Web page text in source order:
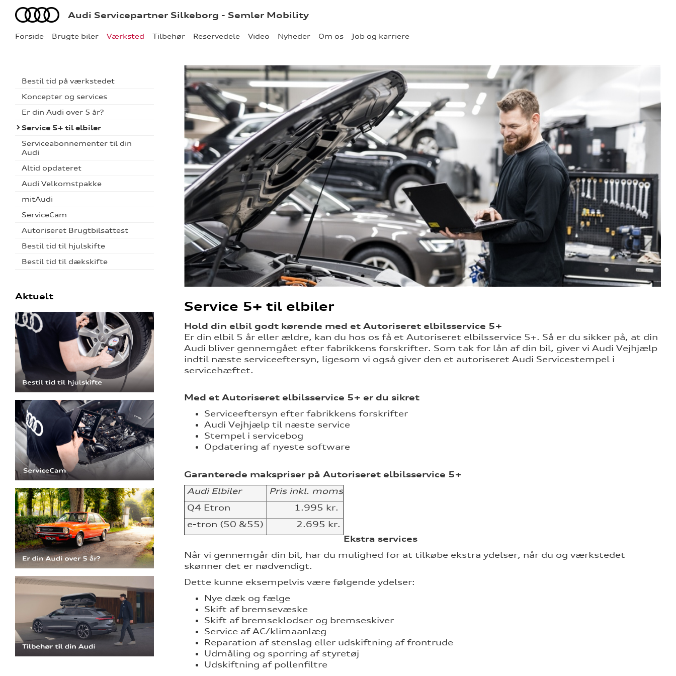
Forside Brugte biler Værksted Tilbehør Reservedele Video Nyheder Om os Job og karriere
Audi Audi Servicepartner Silkeborg - Semler Mobility
Bestil tid på værkstedet
Koncepter og services
Er din Audi over 5 år?
Service 5+ til elbiler
Serviceabonnementer til din
Audi
Altid opdateret
Audi Velkomstpakke
mitAudi
ServiceCam
Autoriseret Brugtbilsattest
Bestil tid til hjulskifte
Bestil tid til dækskifte
Aktuelt
Service 5+ til elbiler
Hold din elbil godt kørende med et Autoriseret elbilsservice 5+
Er din elbil 5 år eller ældre, kan du hos os få et Autoriseret elbilsservice 5+. Så er du sikker på, at din
Audi bliver gennemgået efter fabrikkens forskrifter. Som tak for lån af din bil, giver vi Audi Vejhjælp
indtil næste serviceeftersyn, ligesom vi også giver den et autoriseret Audi Servicestempel i
servicehæftet.
Med et Autoriseret elbilsservice 5+ er du sikret
Serviceeftersyn efter fabrikkens forskrifter
Audi Vejhjælp til næste service
Stempel i servicebog
Opdatering af nyeste software
Garanterede makspriser på Autoriseret elbilsservice 5+
Audi Elbiler
Pris inkl. moms
Q4 Etron
1.995 kr.
e-tron (50 &55)
2.695 kr.
Ekstra services
Når vi gennemgår din bil, har du mulighed for at tilkøbe ekstra ydelser, når du og værkstedet
skønner det er nødvendigt.
Dette kunne eksempelvis være følgende ydelser:
Nye dæk og fælge
Skift af bremsevæske
Skift af bremseklodser og bremseskiver
Service af AC/klimaanlæg
Reparation af stenslag eller udskiftning af frontrude
Udmåling og sporring af styretøj
Udskiftning af pollenfiltre